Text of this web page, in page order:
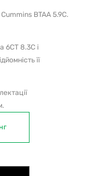
BTAA 5.9C.
6CT 8.3C і
її